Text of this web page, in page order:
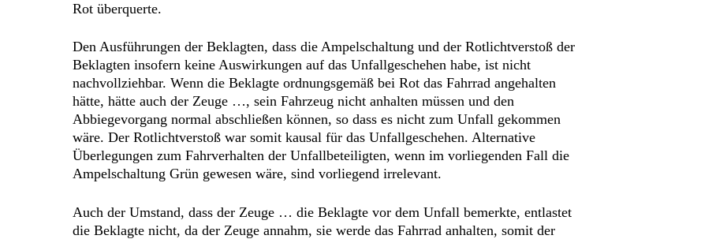
Rot überquerte.
Den Ausführungen der Beklagten, dass die Ampelschaltung und der Rotlichtverstoß der
Beklagten insofern keine Auswirkungen auf das Unfallgeschehen habe, ist nicht
nachvollziehbar. Wenn die Beklagte ordnungsgemäß bei Rot das Fahrrad angehalten
hätte, hätte auch der Zeuge …, sein Fahrzeug nicht anhalten müssen und den
Abbiegevorgang normal abschließen können, so dass es nicht zum Unfall gekommen
wäre. Der Rotlichtverstoß war somit kausal für das Unfallgeschehen. Alternative
Überlegungen zum Fahrverhalten der Unfallbeteiligten, wenn im vorliegenden Fall die
Ampelschaltung Grün gewesen wäre, sind vorliegend irrelevant.
Auch der Umstand, dass der Zeuge … die Beklagte vor dem Unfall bemerkte, entlastet
die Beklagte nicht, da der Zeuge annahm, sie werde das Fahrrad anhalten, somit der